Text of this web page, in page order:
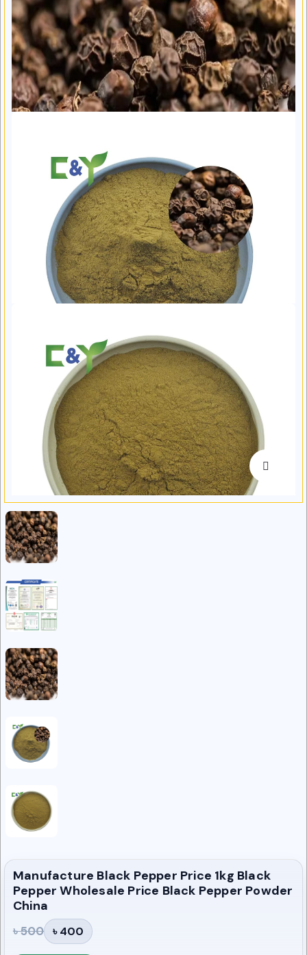
Manufacture Black Pepper Price 1kg Black
Pepper Wholesale Price Black Pepper Powder
China
৳ 500 ৳ 400